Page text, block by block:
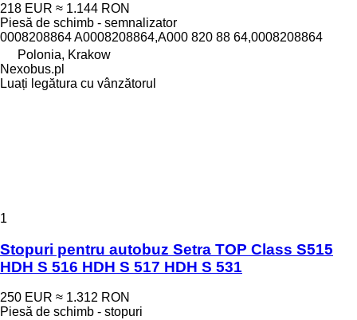
218 EUR ≈ 1.144 RON
Piesă de schimb - semnalizator
0008208864 A0008208864,A000 820 88 64,0008208864
Polonia, Krakow
Nexobus.pl
Luați legătura cu vânzătorul
1
Stopuri pentru autobuz Setra TOP Class S515
HDH S 516 HDH S 517 HDH S 531
250 EUR ≈ 1.312 RON
Piesă de schimb - stopuri